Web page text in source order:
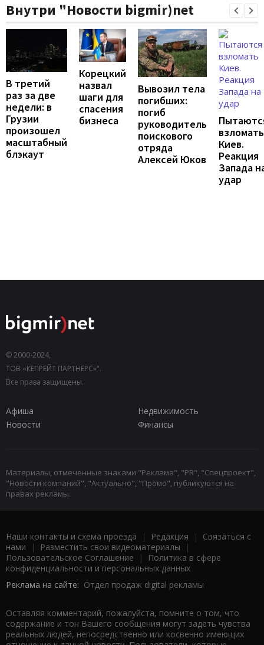
Внутри "Новости bigmir)net
В третий
раз за две
недели: в
Грузии
произошел
масштабный
блэкаут
Корецкий
назвал
шаги для
спасения
бизнеса
Вывозил тела
погибших:
погиб
руководитель
поискового
отряда
Алексей Юков
взломать
Киев.
Реакция
Запада
удар
© 2000-2024,
ТОВ «КЕПРЕЙТ ПАРТНЕРС»".
Все права защищены.
Афиша
Недвижимость
Новости
Финансы
Материалы, отмеченные знаками "Реклама", "PR", "Спецпроект",
"Новости компаний", "Актуально", "Промо", публикуются на
правах рекламы.
Наши контакты и схема проезда | Редакция | Связаться с
нами | Разместить свои видеоматериалы |
Пользовательское Соглашение |
Политика в сфере
конфиденциальности и персональных данных
Реклама на сайте: Отдел продаж digital рекламы
Оставляя комментарий, пожалуйста, помните о том, что
содержание и тон Вашего сообщения могут задеть чувства
реальных людей, непосредственно или косвенно имеющих